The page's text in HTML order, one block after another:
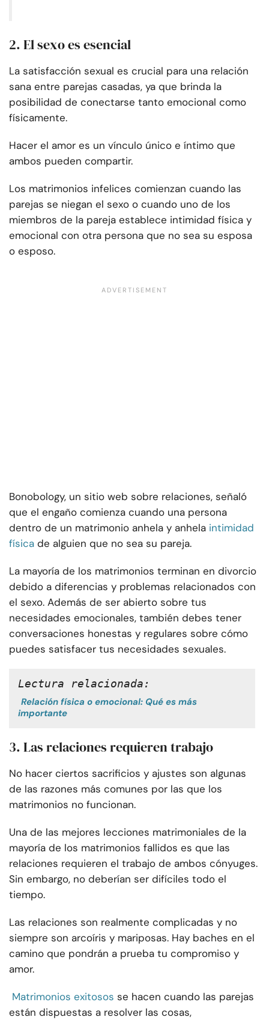
2. El sexo es esencial
La satisfacción sexual es crucial para una relación
sana entre parejas casadas, ya que brinda la
posibilidad de conectarse tanto emocional como
físicamente.
Hacer el amor es un vínculo único e íntimo que
ambos pueden compartir.
Los matrimonios infelices comienzan cuando las
parejas se niegan el sexo o cuando uno de los
miembros de la pareja establece intimidad física y
emocional con otra persona que no sea su esposa
o esposo.
Bonobology, un sitio web sobre relaciones, señaló
que el engaño comienza cuando una persona
dentro de un matrimonio anhela y anhela intimidad
física de alguien que no sea su pareja.
La mayoría de los matrimonios terminan en divorcio
debido a diferencias y problemas relacionados con
el sexo. Además de ser abierto sobre tus
necesidades emocionales, también debes tener
conversaciones honestas y regulares sobre cómo
puedes satisfacer tus necesidades sexuales.
Lectura relacionada:
Relación física o emocional: Qué es más
importante
3. Las relaciones requieren trabajo
No hacer ciertos sacrificios y ajustes son algunas
de las razones más comunes por las que los
matrimonios no funcionan.
Una de las mejores lecciones matrimoniales de la
mayoría de los matrimonios fallidos es que las
relaciones requieren el trabajo de ambos cónyuges.
Sin embargo, no deberían ser difíciles todo el
tiempo.
Las relaciones son realmente complicadas y no
siempre son arcoíris y mariposas. Hay baches en el
camino que pondrán a prueba tu compromiso y
amor.
Matrimonios exitosos se hacen cuando las parejas
están dispuestas a resolver las cosas,